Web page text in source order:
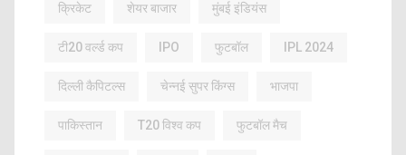
क्रिकेट शेयर बाजार मुंबई इंडियंस
टी20 वर्ल्ड कप IPO फुटबॉल IPL 2024
दिल्ली कैपिटल्स चेन्नई सुपर किंग्स भाजपा
पाकिस्तान T20 विश्व कप फुटबॉल मैच